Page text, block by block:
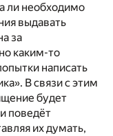
ли необходимо
выдавать
за
каким-то
написать
В связи с этим
будет
поведёт
их думать,